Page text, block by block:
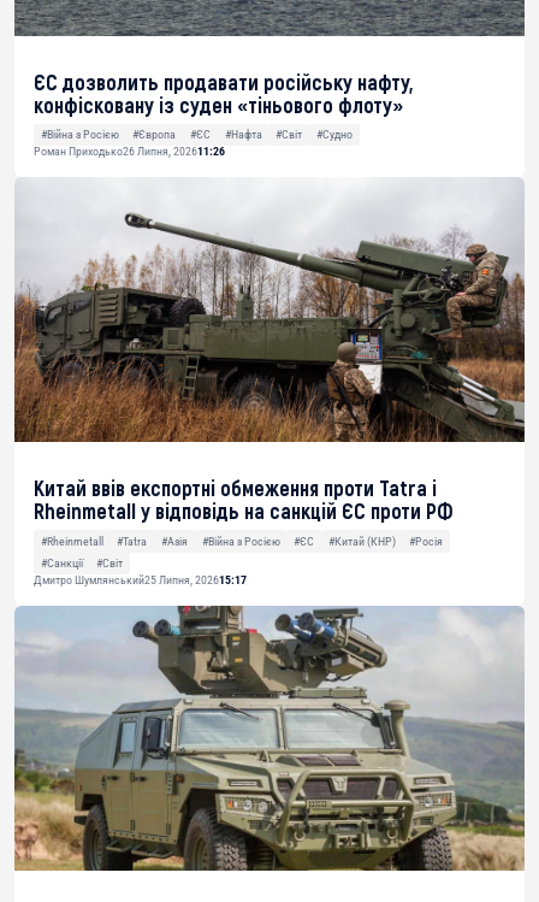
ЄС дозволить продавати російську нафту,
конфісковану із суден «тіньового флоту»
#Війна з Росією #Європа #ЄС #Нафта #Світ
#Судно
Роман Приходько26 Липня, 202611:26
Китай ввів експортні обмеження проти Tatra і
Rheinmetall у відповідь на санкцій ЄС проти РФ
#Rheinmetall #Tatra #Азія #Війна з Росією #ЄС #Китай (КНР)
#Росія
#Санкції
#Світ
Дмитро Шумлянський25 Липня, 202615:17